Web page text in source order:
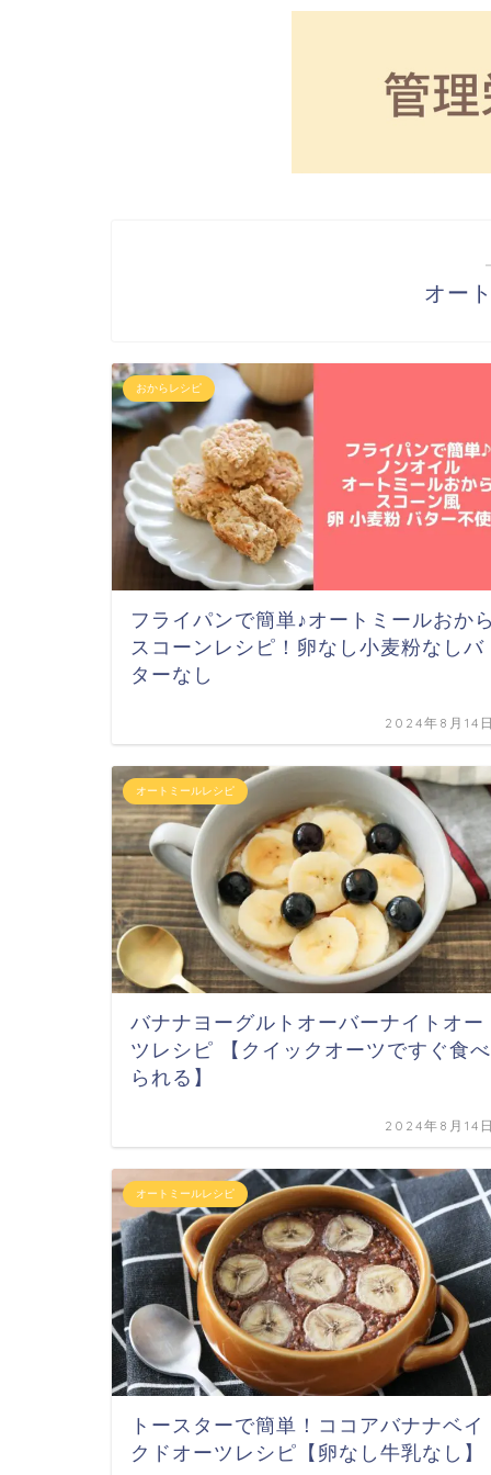
オー
おからレシピ
フライパンで簡単♪オートミールおから
スコーンレシピ！卵なし小麦粉なしバ
ターなし
2024年8月14日
オートミールレシピ
バナナヨーグルトオーバーナイトオー
ツレシピ 【クイックオーツですぐ食べ
られる】
2024年8月14日
オートミールレシピ
トースターで簡単！ココアバナナベイ
クドオーツレシピ【卵なし牛乳なし】